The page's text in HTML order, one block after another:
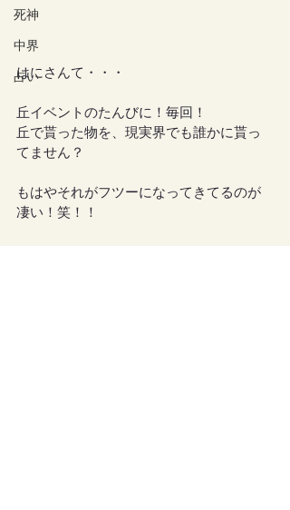
死神
中界
占い
はにさんて・・・
丘イベントのたんびに！毎回！
丘で貰った物を、現実界でも誰かに貰っ
てません？
もはやそれがフツーになってきてるのが
凄い！笑！！